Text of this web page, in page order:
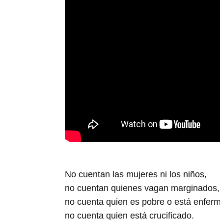
No cuentan las mujeres ni los niños,
no cuentan quienes vagan marginados,
no cuenta quien es pobre o está
no cuenta quien está crucificado.